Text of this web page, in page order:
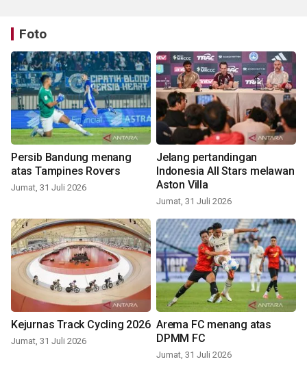
Foto
Persib Bandung menang
atas Tampines Rovers
Jumat, 31 Juli 2026
Jelang pertandingan
Indonesia All Stars melawan
Aston Villa
Jumat, 31 Juli 2026
Kejurnas Track Cycling 2026
Jumat, 31 Juli 2026
Arema FC menang atas
DPMM FC
Jumat, 31 Juli 2026